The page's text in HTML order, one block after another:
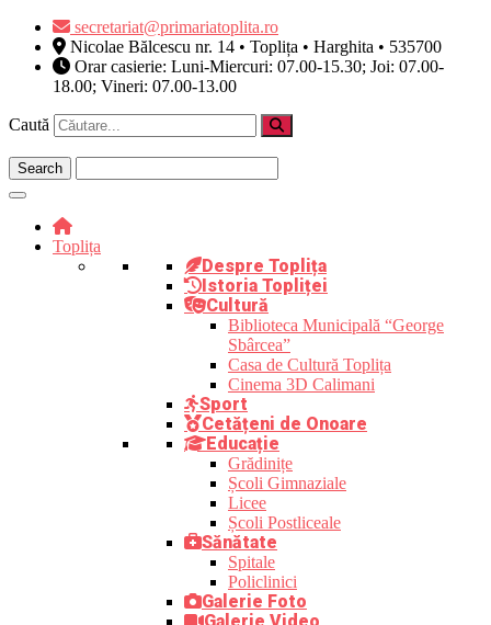
Skip
content
secretariat@primariatoplita.ro
Nicolae Bălcescu nr. 14 • Toplița • Harghita • 535700
Orar casierie: Luni-Miercuri: 07.00-15.30; Joi: 07.00-
18.00; Vineri: 07.00-13.00
Caută
Toplița
Despre Toplița
Istoria Topliței
Cultură
Biblioteca Municipală “George
Sbârcea”
Casa de Cultură Toplița
Cinema 3D Calimani
Sport
Cetățeni de Onoare
Educație
Grădinițe
Școli Gimnaziale
Licee
Școli Postliceale
Sănătate
Spitale
Policlinici
Galerie Foto